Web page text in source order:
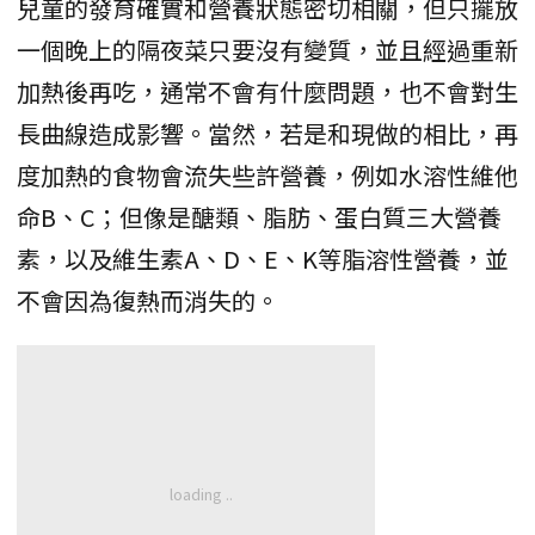
兒童的發育確實和營養狀態密切相關，但只擺放
一個晚上的隔夜菜只要沒有變質，並且經過重新
加熱後再吃，通常不會有什麼問題，也不會對生
長曲線造成影響。當然，若是和現做的相比，再
度加熱的食物會流失些許營養，例如水溶性維他
命B、C；但像是醣類、脂肪、蛋白質三大營養
素，以及維生素A、D、E、K等脂溶性營養，並
不會因為復熱而消失的。